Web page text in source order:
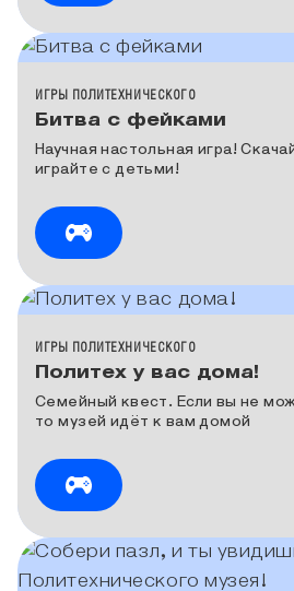
КАТЕГОРИЯ МЕДИА
ИГРЫ ПОЛИТЕХНИЧЕСКОГО
Битва с фейками
Научная настольная игра!
играйте с детьми!
КАТЕГОРИЯ МЕДИА
ИГРЫ ПОЛИТЕХНИЧЕСКОГО
Политех у вас дома!
Семейный квест. Если вы не
то музей идёт к вам домой